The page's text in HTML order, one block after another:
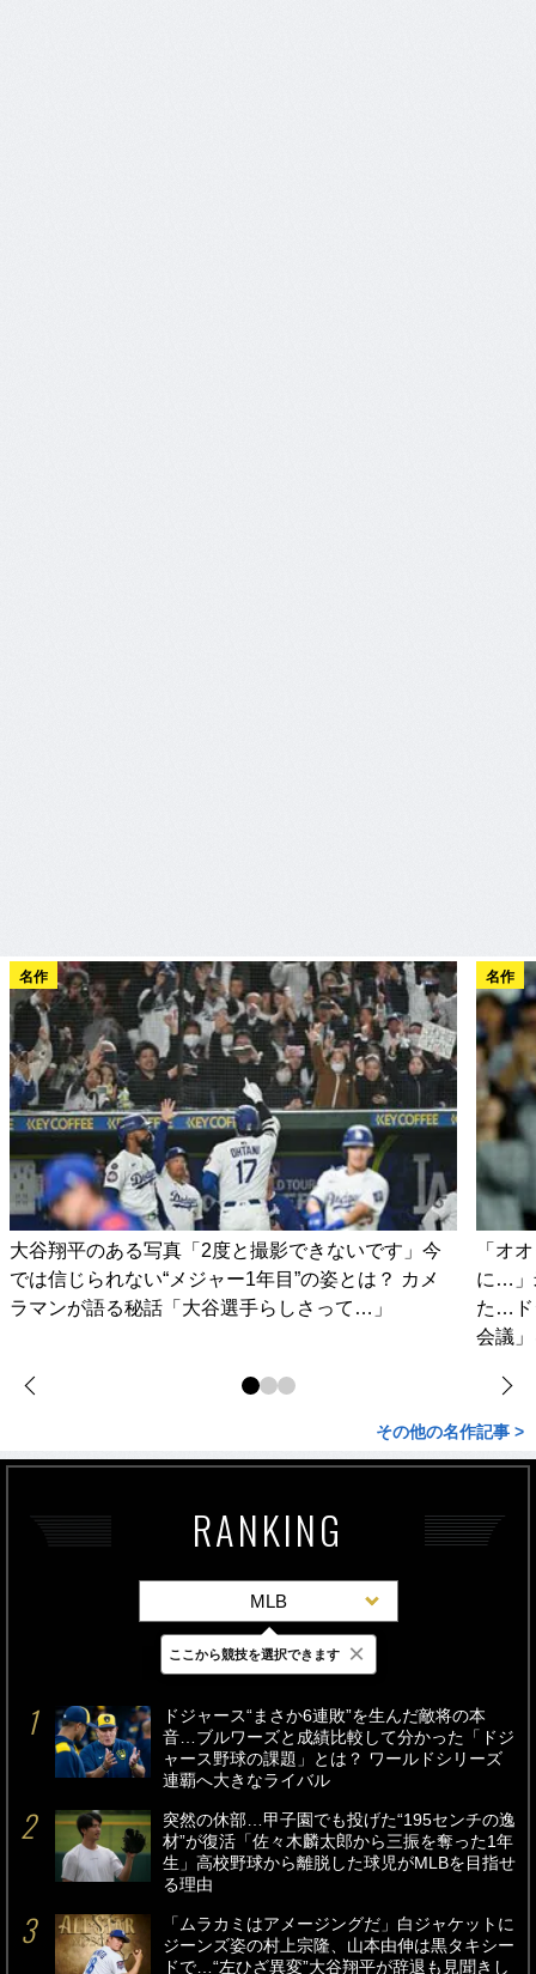
名作
大谷翔平のある写真「2度と撮影できないです」今
では信じられない“メジャー1年目”の姿とは？ カメ
ラマンが語る秘話「大谷選手らしさって…」
名作
「オ
に…」
た…ド
会議
その他の名作記事 >
RANKING
MLB
最新 24時間 週間
ドジャース“まさか6連敗”を生んだ敵将の本
音…ブルワーズと成績比較して分かった「ドジ
ャース野球の課題」とは？ ワールドシリーズ
連覇へ大きなライバル
突然の休部…甲子園でも投げた“195センチの逸
材”が復活「佐々木麟太郎から三振を奪った1年
生」高校野球から離脱した球児がMLBを目指せ
る理由
「ムラカミはアメージングだ」白ジャケットに
ジーンズ姿の村上宗隆、山本由伸は黒タキシー
ドで…“左ひざ異変”大谷翔平が辞退も見聞きし
ここから競技を選択できます ×